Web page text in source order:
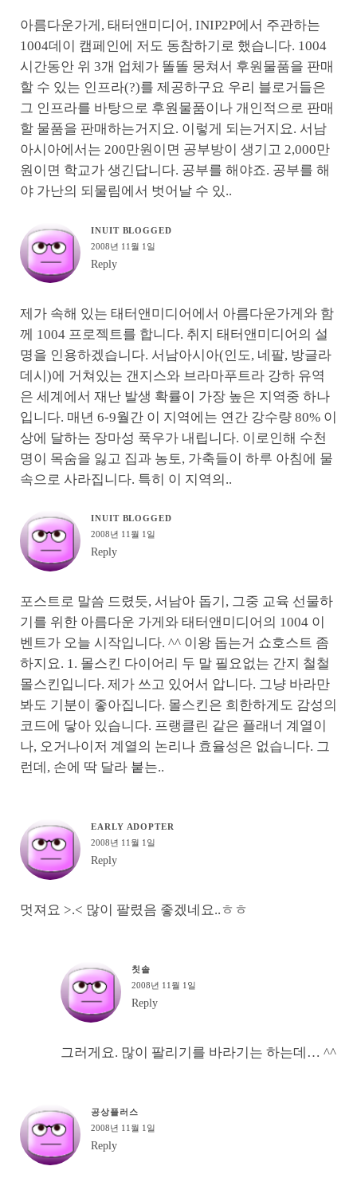
아름다운가게, 태터앤미디어, INIP2P에서 주관하는
1004데이 캠페인에 저도 동참하기로 했습니다. 1004
시간동안 위 3개 업체가 똘똘 뭉쳐서 후원물품을 판매
할 수 있는 인프라(?)를 제공하구요 우리 블로거들은
그 인프라를 바탕으로 후원물품이나 개인적으로 판매
할 물품을 판매하는거지요. 이렇게 되는거지요. 서남
아시아에서는 200만원이면 공부방이 생기고 2,000만
원이면 학교가 생긴답니다. 공부를 해야죠. 공부를 해
야 가난의 되물림에서 벗어날 수 있..
INUIT BLOGGED
2008년 11월 1일
Reply
제가 속해 있는 태터앤미디어에서 아름다운가게와 함
께 1004 프로젝트를 합니다. 취지 태터앤미디어의 설
명을 인용하겠습니다. 서남아시아(인도, 네팔, 방글라
데시)에 거쳐있는 갠지스와 브라마푸트라 강하 유역
은 세계에서 재난 발생 확률이 가장 높은 지역중 하나
입니다. 매년 6-9월간 이 지역에는 연간 강수량 80% 이
상에 달하는 장마성 푹우가 내립니다. 이로인해 수천
명이 목숨을 잃고 집과 농토, 가축들이 하루 아침에 물
속으로 사라집니다. 특히 이 지역의..
INUIT BLOGGED
2008년 11월 1일
Reply
포스트로 말씀 드렸듯, 서남아 돕기, 그중 교육 선물하
기를 위한 아름다운 가게와 태터앤미디어의 1004 이
벤트가 오늘 시작입니다. ^^ 이왕 돕는거 쇼호스트 좀
하지요. 1. 몰스킨 다이어리 두 말 필요없는 간지 철철
몰스킨입니다. 제가 쓰고 있어서 압니다. 그냥 바라만
봐도 기분이 좋아집니다. 몰스킨은 희한하게도 감성의
코드에 닿아 있습니다. 프랭클린 같은 플래너 계열이
나, 오거나이저 계열의 논리나 효율성은 없습니다. 그
런데, 손에 딱 달라 붙는..
EARLY ADOPTER
2008년 11월 1일
Reply
멋져요 >.< 많이 팔렸음 좋겠네요..ㅎㅎ
칫솔
2008년 11월 1일
Reply
그러게요. 많이 팔리기를 바라기는 하는데… ^^
공상플러스
2008년 11월 1일
Reply